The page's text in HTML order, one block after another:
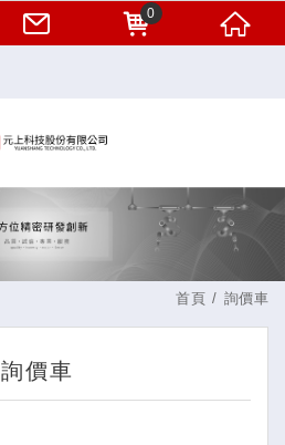
首頁 詢價車
詢價車
0